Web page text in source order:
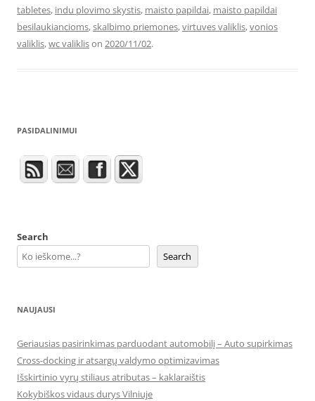
tabletes, indu plovimo skystis, maisto papildai, maisto papildai
besilaukiancioms,skalbimo priemones,virtuves valiklis,vonios
valiklis,wc valiklison 2020/11/02.
PASIDALINIMUI
Search
Search
NAUJAUSI
Geriausias pasirinkimas parduodant automobilį – Auto supirkimas
Cross-docking ir atsargų valdymo optimizavimas
Išskirtinio vyrų stiliaus atributas – kaklaraištis
Kokybiškos vidaus durys Vilniuje